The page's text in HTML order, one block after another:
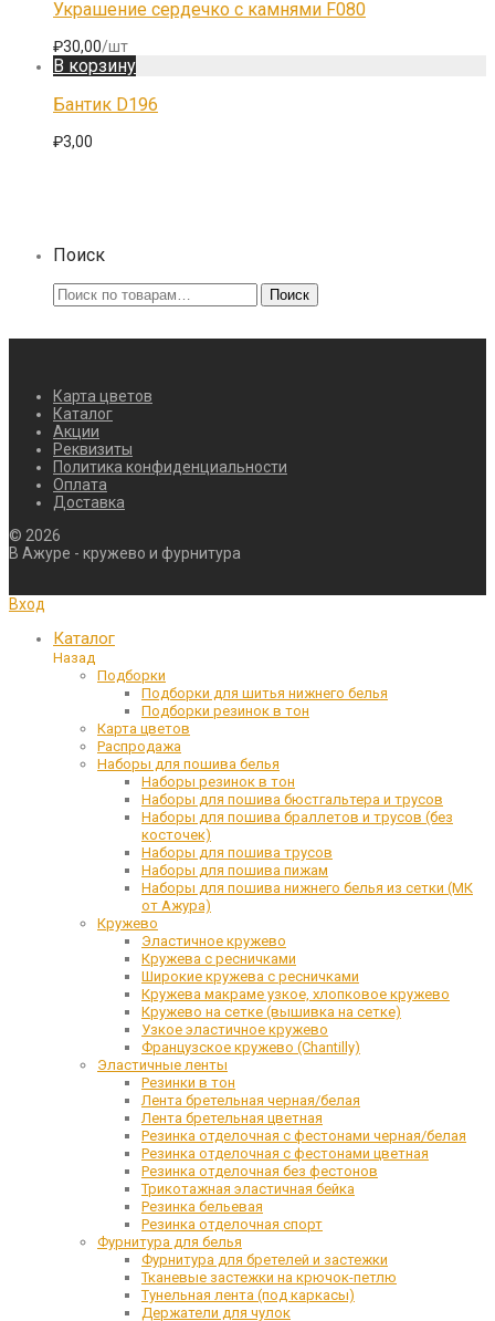
Украшение сердечко с камнями F080
₽30,00/шт
В корзину
Бантик D196
₽3,00
Поиск
Искать: Поиск
Карта цветов
Каталог
Акции
Реквизиты
Политика конфиденциальности
Оплата
Доставка
© 2026
В Ажуре - кружево и фурнитура
Вход
Каталог
Назад
Подборки
Подборки для шитья нижнего белья
Подборки резинок в тон
Карта цветов
Распродажа
Наборы для пошива белья
Наборы резинок в тон
Наборы для пошива бюстгальтера и трусов
Наборы для пошива браллетов и трусов (без
косточек)
Наборы для пошива трусов
Наборы для пошива пижам
Наборы для пошива нижнего белья из сетки (МК
от Ажура)
Кружево
Эластичное кружево
Кружева с ресничками
Широкие кружева с ресничками
Кружева макраме узкое, хлопковое кружево
Кружево на сетке (вышивка на сетке)
Узкое эластичное кружево
Французское кружево (Chantilly)
Эластичные ленты
Резинки в тон
Лента бретельная черная/белая
Лента бретельная цветная
Резинка отделочная с фестонами черная/белая
Резинка отделочная с фестонами цветная
Резинка отделочная без фестонов
Трикотажная эластичная бейка
Резинка бельевая
Резинка отделочная спорт
Фурнитура для белья
Фурнитура для бретелей и застежки
Тканевые застежки на крючок-петлю
Тунельная лента (под каркасы)
Держатели для чулок